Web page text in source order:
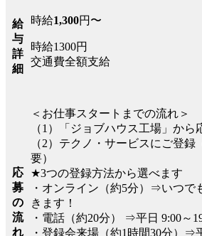
給
与
詳
細
時給1,300円〜
時給1300円
交通費全額支給
応
募
の
流
れ
＜お仕事スタートまでの流れ＞
（1）「ジョブハウス工場」から
（2）テクノ・サービスにご登
要）
★3つの登録方法から選べます
・オンライン（約5分）⇒いつで
きます！
・電話（約20分） ⇒平日 9:00～
・登録会来場（約1時間30分）⇒